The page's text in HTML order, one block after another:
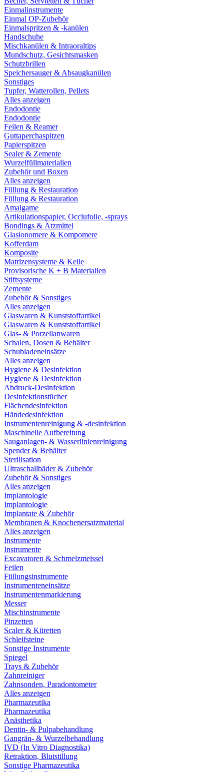
Einmalinstrumente
Einmal OP-Zubehör
Einmalspritzen & -kanülen
Handschuhe
Mischkanülen & Intraoraltips
Mundschutz, Gesichtsmasken
Schutzbrillen
Speichersauger & Absaugkanülen
Sonstiges
Tupfer, Watterollen, Pellets
Alles anzeigen
Endodontie
Endodontie
Feilen & Reamer
Guttaperchaspitzen
Papierspitzen
Sealer & Zemente
Wurzelfüllmaterialien
Zubehör und Boxen
Alles anzeigen
Füllung & Restauration
Füllung & Restauration
Amalgame
Artikulationspapier, Occlufolie, -sprays
Bondings & Ätzmittel
Glasionomere & Kompomere
Kofferdam
Komposite
Matrizensysteme & Keile
Provisorische K + B Materialien
Stiftsysteme
Zemente
Zubehör & Sonstiges
Alles anzeigen
Glaswaren & Kunststoffartikel
Glaswaren & Kunststoffartikel
Glas- & Porzellanwaren
Schalen, Dosen & Behälter
Schubladeneinsätze
Alles anzeigen
Hygiene & Desinfektion
Hygiene & Desinfektion
Abdruck-Desinfektion
Desinfektionstücher
Flächendesinfektion
Händedesinfektion
Instrumentenreinigung & -desinfektion
Maschinelle Aufbereitung
Sauganlagen- & Wasserlinienreinigung
Spender & Behälter
Sterilisation
Ultraschallbäder & Zubehör
Zubehör & Sonstiges
Alles anzeigen
Implantologie
Implantologie
Implantate & Zubehör
Membranen & Knochenersatzmaterial
Alles anzeigen
Instrumente
Instrumente
Excavatoren & Schmelzmeissel
Feilen
Füllungsinstrumente
Instrumenteneinsätze
Instrumentenmarkierung
Messer
Mischinstrumente
Pinzetten
Scaler & Küretten
Schleifsteine
Sonstige Instrumente
Spiegel
Trays & Zubehör
Zahnreiniger
Zahnsonden, Paradontometer
Alles anzeigen
Pharmazeutika
Pharmazeutika
Anästhetika
Dentin- & Pulpabehandlung
Gangrän- & Wurzelbehandlung
IVD (In Vitro Diagnostika)
Retraktion, Blutstillung
Sonstige Pharmazeutika